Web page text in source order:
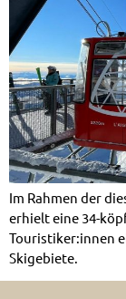
Im Rahmen der
erhielt eine 34-
Touristiker:innen
Skigebiete.